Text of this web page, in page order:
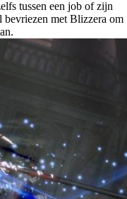
tussen een job of zijn
bevriezen met Blizzera om